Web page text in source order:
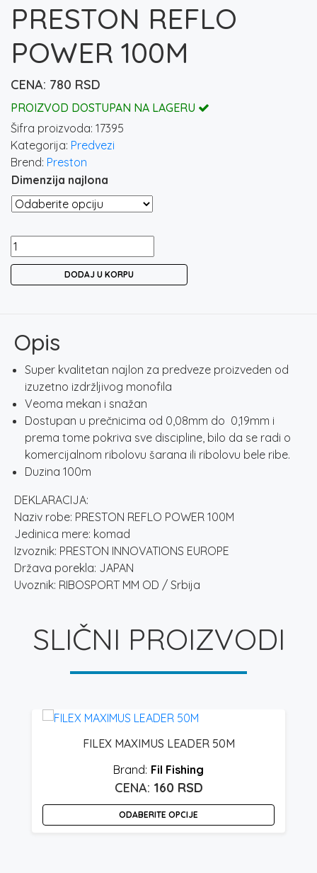
PRESTON REFLO
POWER 100M
780 RSD
PROIZVOD DOSTUPAN NA LAGERU
Šifra proizvoda: 17395
Kategorija: Predvezi
Brend: Preston
Dimenzija najlona
PRESTON
REFLO
DODAJ U KORPU
Opis
Super kvalitetan najlon za predveze proizveden od
izuzetno izdržljivog monofila
Veoma mekan i snažan
Dostupan u prečnicima od 0,08mm do 0,19mm i
prema tome pokriva sve discipline, bilo da se radi o
komercijalnom ribolovu šarana ili ribolovu bele ribe.
Duzina 100m
DEKLARACIJA:
Naziv robe: PRESTON REFLO POWER 100M
Jedinica mere: komad
Izvoznik: PRESTON INNOVATIONS EUROPE
Država porekla: JAPAN
Uvoznik: RIBOSPORT MM OD / Srbija
SLIČNI PROIZVODI
FILEX MAXIMUS LEADER 50M
Fil Fishing
160 RSD
ODABERITE OPCIJE